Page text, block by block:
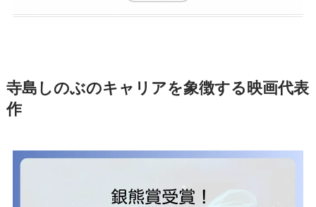
寺島しのぶのキャリアを象徴する映画代表
作